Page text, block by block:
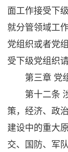
面工作接受下
就分管领域工
党组织或者党
受下级党组织
第三章 党组
第十二条 涉
策，经济、政
建设中的重大
交、国防、军